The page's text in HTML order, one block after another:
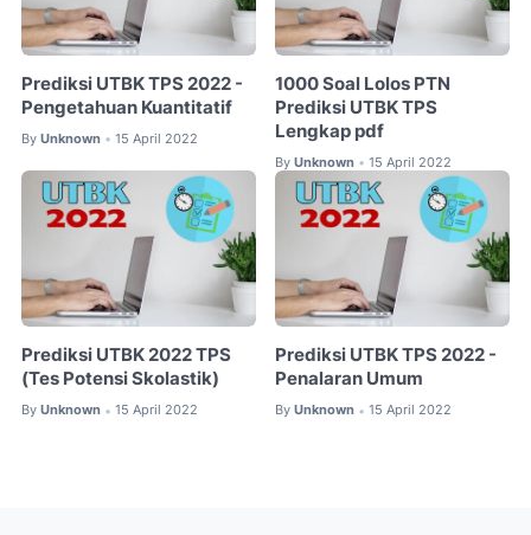
Prediksi UTBK TPS 2022 -
Pengetahuan Kuantitatif
By Unknown • 15 April 2022
1000 Soal Lolos PTN
Prediksi UTBK TPS
Lengkap pdf
By Unknown • 15 April 2022
Prediksi UTBK 2022 TPS
(Tes Potensi Skolastik)
By Unknown • 15 April 2022
Prediksi UTBK TPS 2022 -
Penalaran Umum
By Unknown • 15 April 2022